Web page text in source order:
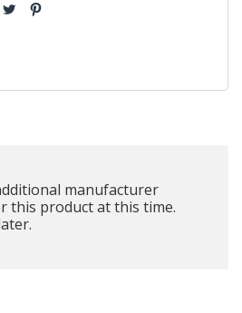
manufacturer
this product at this time.